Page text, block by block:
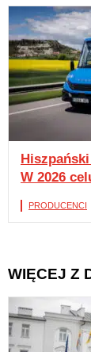
W 2026
PRODUCENCI
WIĘCEJ Z